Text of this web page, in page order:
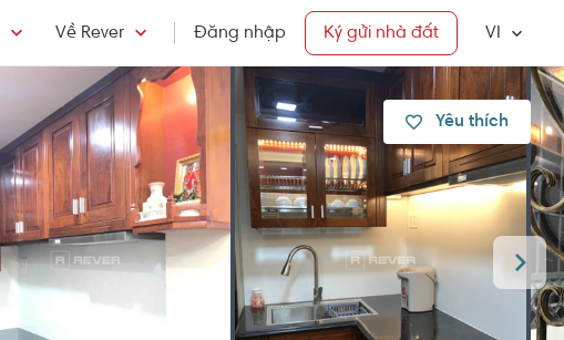
Về Rever Đăng nhập Ký gửi nhà đất VI
Yêu thích